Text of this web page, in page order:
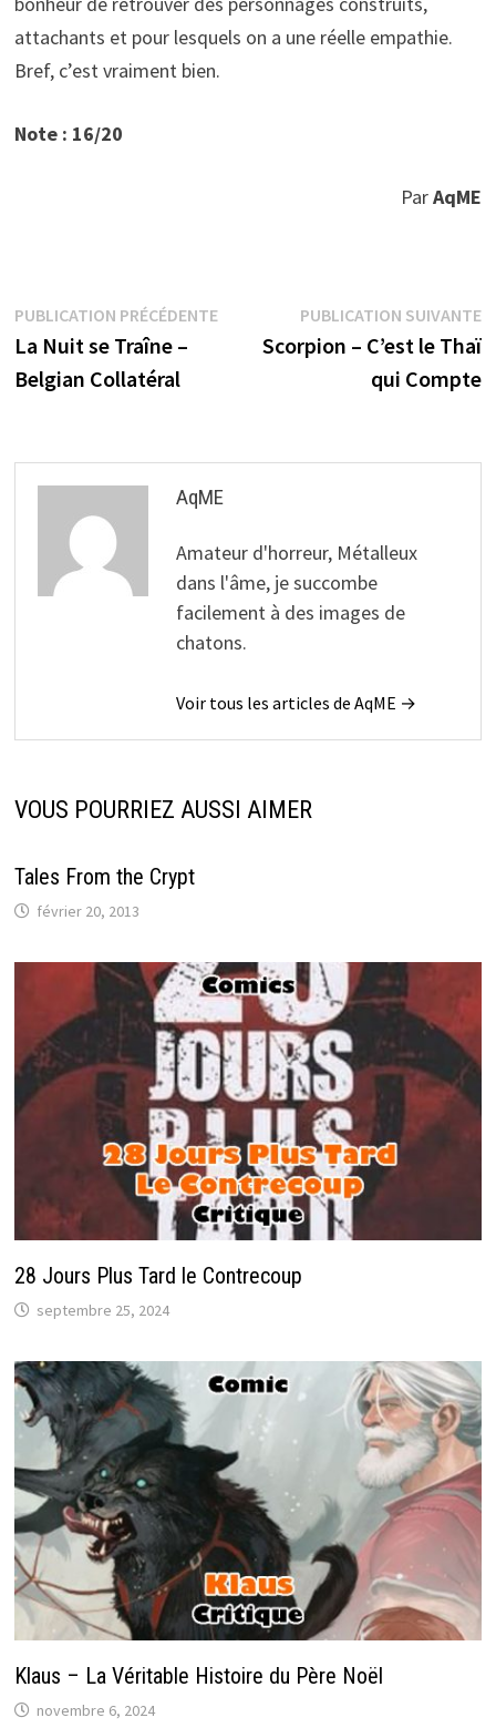
attachants et pour lesquels on a une réelle empathie.
Bref, c’est vraiment bien.
Note : 16/20
ParAqME
Navigation
de
l’article
PUBLICATION PRÉCÉDENTEPublication
précédente :
La Nuit se Traîne –
Belgian Collatéral
PUBLICATION SUIVANTE
Scorpion – C’est le Thaï
qui Compte
AqME
Amateur d'horreur, Métalleux
dans l'âme, je succombe
facilement à des images de
chatons.
Voir tous les articles de AqME →
VOUS POURRIEZ AUSSI AIMER
Tales From the Crypt
février 20, 2013
28 Jours Plus Tard le Contrecoup
septembre 25, 2024
Klaus – La Véritable Histoire du Père Noël
novembre 6, 2024